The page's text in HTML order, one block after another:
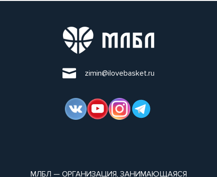
zimin@ilovebasket.ru
МЛБЛ — ОРГАНИЗАЦИЯ, ЗАНИМАЮЩАЯСЯ